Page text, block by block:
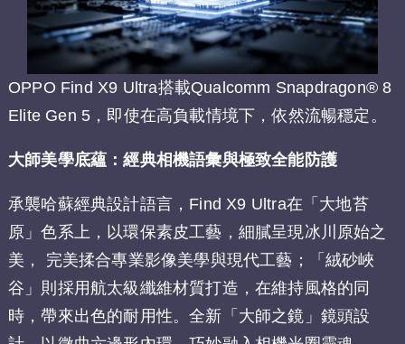
OPPO Find X9 Ultra搭載Qualcomm Snapdragon® 8
Elite Gen 5，即使在高負載情境下，依然流暢穩定。
大師美學底蘊：經典相機語彙與極致全能防護
承襲哈蘇經典設計語言，Find X9 Ultra在「大地苔
原」色系上，以環保素皮工藝，細膩呈現冰川原始之
美， 完美揉合專業影像美學與現代工藝；「絨砂峽
谷」則採用航太級纖維材質打造，在維持風格的同
時，帶來出色的耐用性。全新「大師之鏡」鏡頭設